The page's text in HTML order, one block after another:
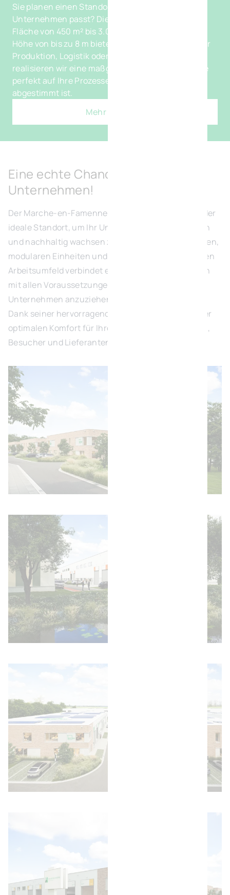
Sie planen einen Standort, der exakt zu Ihrem
Unternehmen passt? Die BTS-Gebäude mit einer
Fläche von 450 m² bis 3.060 m² und einer lichten
Höhe von bis zu 8 m bieten maximale Flexibilität für
Produktion, Logistik oder Büro. Gemeinsam
realisieren wir eine maßgeschneiderte Lösung, die
perfekt auf Ihre Prozesse und Wachstumspläne
abgestimmt ist.
Mehr erfaren
Eine echte Chance für Ihr
Unternehmen!
Der Marche-en-Famenne Green Business Park ist der
ideale Standort, um Ihr Unternehmen zu entwickeln
und nachhaltig wachsen zu lassen. Mit hochwertigen,
modularen Einheiten und einem außergewöhnlichen
Arbeitsumfeld verbindet er großzügige Grünflächen
mit allen Voraussetzungen, um zahlreiche
Unternehmen anzuziehen.
Dank seiner hervorragenden Erreichbarkeit bietet er
optimalen Komfort für Ihre Mitarbeitenden, Kunden,
Besucher und Lieferanten.